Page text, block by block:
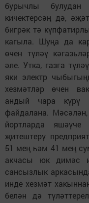
бурычлы булудан
кичектерсәң дә,
бигрәк тә
кагыла. Шуңа да
өчен түләү
әле. Утка, газга
яки электр
хезмәтләр өчен
андый чара күрү
файдалана.
йортларда
җитештерү
51 мең һәм 41 мең
акчасы юк димәс
сансызлык
инде хезмәт
белән дә